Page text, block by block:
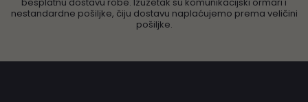
nestandardne pošiljke, čiju dostavu naplaćujemo prema veličini
pošiljke.